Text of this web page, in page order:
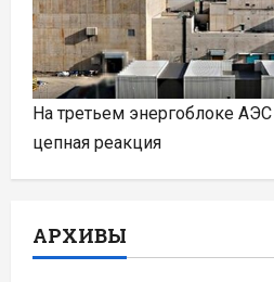
На третьем энергоблоке
цепная реакция
АРХИВЫ